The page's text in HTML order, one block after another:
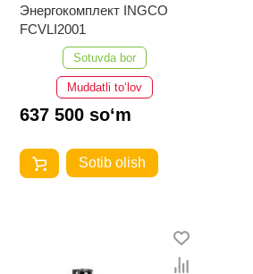
Энергокомплект INGCO
FCVLI2001
Sotuvda bor
Muddatli to‘lov
637 500 so‘m
Sotib olish